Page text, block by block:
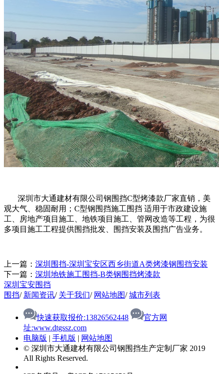
深圳市大通建材有限公司钢围挡C型烤漆款厂家直销，美
观大气、稳固耐用；C型钢围挡施工围挡 适用于市政建设施
工、房地产项目施工、地铁项目施工、管网改造等工程，为很
多项目施工工程提供围挡批发、围挡安装及围挡广告业务。
上一篇： 深圳围挡-深圳宝安区西乡街道A类烤漆钢围挡安装
下一篇： 深圳地铁施工围挡-B类钢围挡烤漆款
深圳宝安围挡
围挡/ 新闻资讯/ 关于我们/ 网站地图/城市列表
快速获取报价:13826562448
官方网
址:www.dtgssz.com
电脑版 | 手机版 | 网站地图
© 深圳市大通建材有限公司钢围挡生产定制厂家 2019
All Rights Reserved.